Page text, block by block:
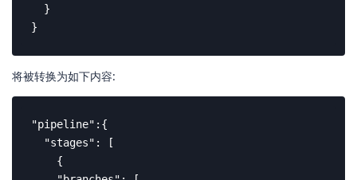
  }
}
将被转换为如下内容:
"pipeline":{
  "stages": [
    {